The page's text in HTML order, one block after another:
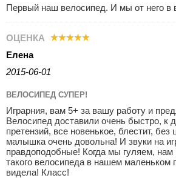
Первый наш велосипед. И мы от него в
ОЦЕНКА
Елена
2015-06-01
ВЕЛОСИПЕД СУПЕР!
Играрния, вам 5+ за вашу работу и
Велосипед доставили очень быстро, к
претензий, все новенькое, блестит,
малышка очень довольна! И звуки на
правдоподобные! Когда мы гуляем, нам
такого велосипеда в нашем маленьком
видела! Класс!